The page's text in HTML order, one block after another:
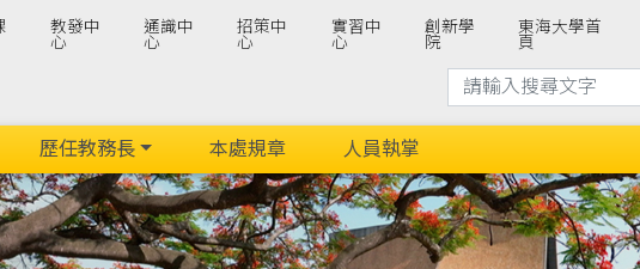
教發中
心
通識中
心
招策中
心
實習中
心
創新學
院
東海大學首
頁
歷任教務長 本處規章 人員執掌